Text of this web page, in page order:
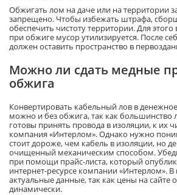
Обжигать лом на даче или на территории
запрещено. Чтобы избежать штрафа,
обеспечить чистоту территории. Для
при обжиге мусор утилизируется. После
должен оставить пространство в
Можно ли сдать медные
обжига
Конвертировать кабельный лов в
можно и без обжига, так как
готовы принять провода в изоляции, к их
компания «Интерлом». Однако нужно
стоит дороже, чем кабель в изоляции, но
очищенный механическим способом.
при помощи прайс-листа, который
интернет-ресурсе компании «Интерлом».
актуальные данные, так как цены на сайте
динамически.